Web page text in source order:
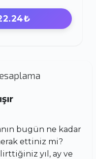
bugün ne kadar
ettiniz mi?
yıl, ay ve